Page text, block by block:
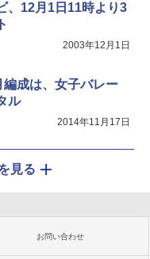
、12月1日11時より3
2003年12月1日
成は、女子バレー
ル
2014年11月17日
見る
お問い合わせ